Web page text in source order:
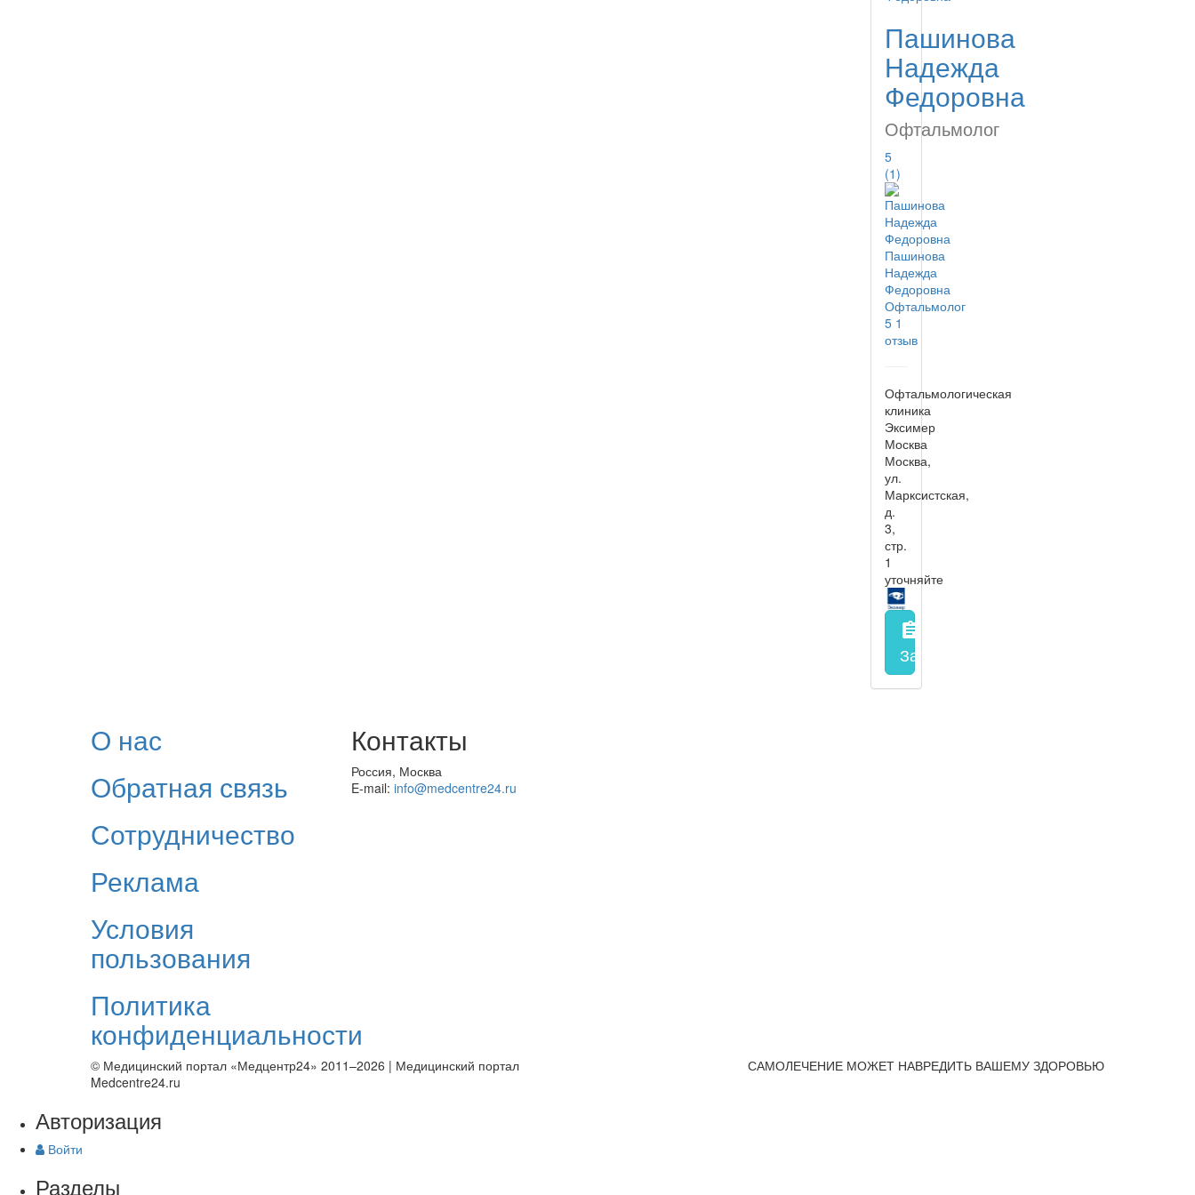
Пашинова
Надежда
Федоровна
Офтальмолог
5
(1)
Пашинова
Надежда
Федоровна
Офтальмолог
5 1
отзыв
Офтальмологическая
клиника
Эксимер
Москва
Москва,
ул.
Марксистская,
д.
3,
стр.
1
уточняйте
assignment
Запись на прием
О нас
Обратная связь
Сотрудничество
Реклама
Условия
пользования
Политика
конфиденциальности
Контакты
Россия, Москва
E-mail: info@medcentre24.ru
© Медицинский портал «Медцентр24» 2011–2026 | Медицинский портал
Medcentre24.ru
САМОЛЕЧЕНИЕ МОЖЕТ НАВРЕДИТЬ ВАШЕМУ ЗДОРОВЬЮ
Авторизация
Войти
Разделы